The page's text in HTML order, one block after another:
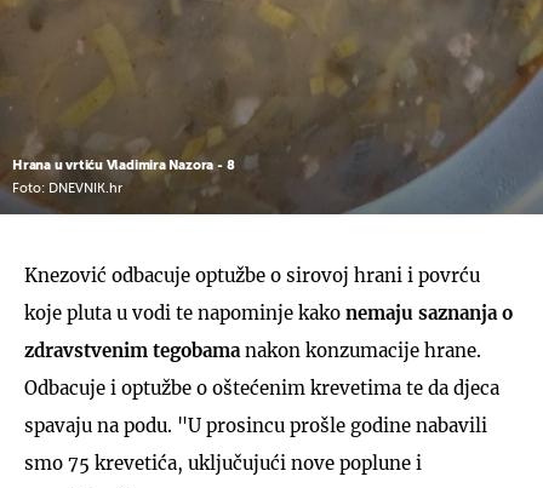
Hrana u vrtiću Vladimira Nazora - 8
Foto: DNEVNIK.hr
Knezović odbacuje optužbe o sirovoj hrani i povrću
koje pluta u vodi te napominje kako nemaju saznanja o
zdravstvenim tegobamanakon konzumacije hrane.
Odbacuje i optužbe o oštećenim krevetima te da djeca
spavaju na podu. "U prosincu prošle godine nabavili
smo 75 krevetića, uključujući nove poplune i